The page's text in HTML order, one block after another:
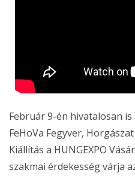
Február 9-én hivatalosan is
FeHoVa Fegyver,
Kiállítás a HUNGEXPO
szakmai érdekesség várja